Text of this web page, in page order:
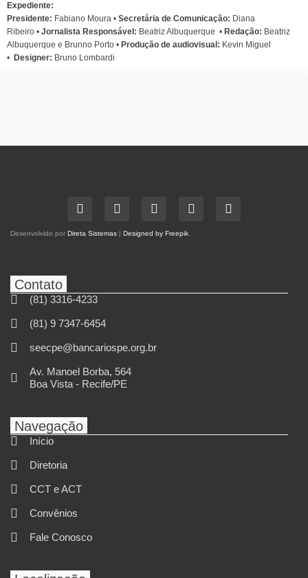
Expediente:
Presidente: Fabiano Moura • Secretária de Comunicação: Diana
Ribeiro • Jornalista Responsável: Beatriz Albuquerque • Redação: Beatriz
Albuquerque e Brunno Porto • Produção de audiovisual: Kevin Miguel
• Designer: Bruno Lombardi
Desenvolvido por Direta Sistemas Designed by Freepik.
Contato
(81) 3316-4233
(81) 9 7347-6454
seecpe@bancariospe.org.br
Av. Manoel Borba, 564
Boa Vista - Recife/PE
Navegação
Início
Diretoria
CCT e ACT
Convênios
Fale Conosco